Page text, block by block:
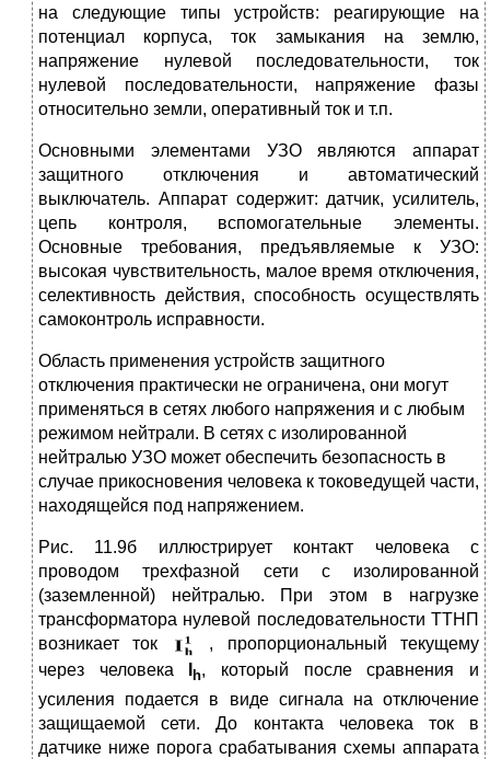
на сле­дующие типы устройств: реагирующие на
потенциал корпуса, ток замыкания на землю,
напряжение нулевой последовательности, ток
нулевой последова­тельности, напряжение фазы
относительно земли, оперативный ток и т.п.
Основными элементами УЗО являются аппарат
защитного отключения и автоматический
выключатель. Аппарат содержит: датчик, усилитель,
цепь контроля, вспомогательные элементы.
Основные требования, предъявляемые к УЗО:
высокая чувствительность, малое время отключения,
селективность действия, способность осуществлять
самоконтроль исправности.
Область применения устройств защитного
отключения практически не ограничена, они могут
применяться в сетях любого напряжения и с любым
режимом нейтрали. В сетях с изолированной
нейтралью УЗО может обеспе­чить безопасность в
случае прикосновения человека к токоведущей части,
находящейся под напряжением.
Рис. 11.9б иллюстрирует контакт человека с
проводом трехфазной сети с изолированной
(заземленной) нейтралью. При этом в нагрузке
трансформатора нулевой последовательности ТТНП
возникает ток
, про­порциональный текущему
через человека
Ih, который после сравнения и
усиления подается в виде сигнала на отключение
защищаемой сети. До контакта человека ток в
датчике ниже порога срабатывания схемы аппара­та